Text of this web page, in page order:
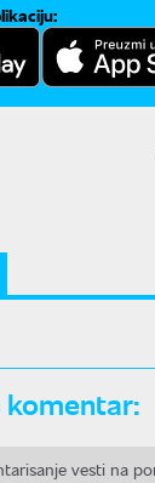
vesti na